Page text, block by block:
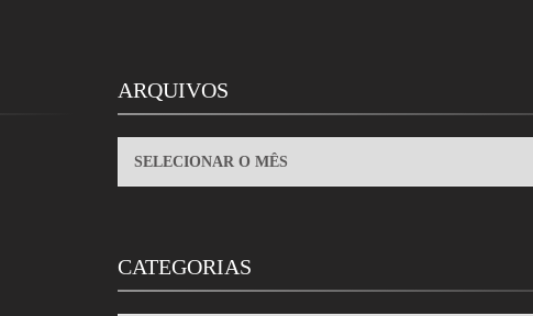
ARQUIVOS
ARQUIVOS
CATEGORIAS